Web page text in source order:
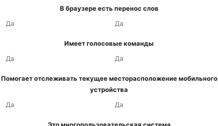
В браузере есть перенос слов
Да
Да
Имеет голосовые команды
Да
Да
Помогает отслеживать текущее месторасположение мобильного
устройства
Да
Да